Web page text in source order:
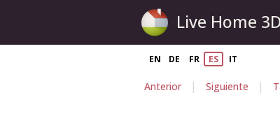
Live Home 3D
EN DE FR ES IT
Anterior | Siguiente |